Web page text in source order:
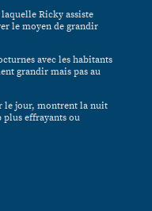
Ricky assiste
le moyen de grandir
avec les habitants
grandir mais pas au
le jour, montrent la nuit
plus effrayants ou